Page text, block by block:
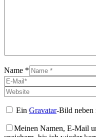
Name *
EinGravatar-Bild neben
Meinen Namen, E-Mail